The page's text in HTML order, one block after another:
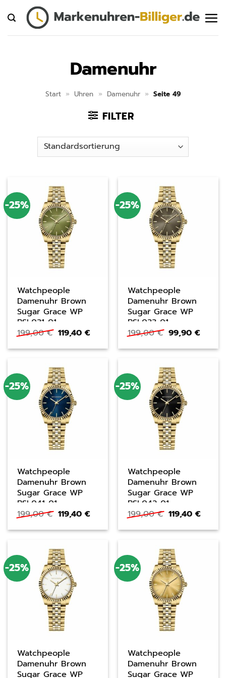
Inhalt
springen
Damenuhr
Start » Uhren » Damenuhr » Seite 49
FILTER
-25%
Watchpeople
Damenuhr Brown
Sugar Grace WP
BSL031-01
199,00€ Ursprünglicher
Preis
war:
119,40€Aktueller
ist:
-25%
Watchpeople
Damenuhr Brown
Sugar Grace WP
BSL033-01
199,00€
Preis
war:
99,90€
ist:
-25%
Watchpeople
Damenuhr Brown
Sugar Grace WP
BSL041-01
199,00€ Ursprünglicher
Preis
war:
119,40€Aktueller
ist:
-25%
Watchpeople
Damenuhr Brown
Sugar Grace WP
BSL042-01
199,00€
Preis
war:
119,40€
ist:
-25%
Watchpeople
Damenuhr Brown
Sugar Grace WP
-25%
Watchpeople
Damenuhr Brown
Sugar Grace WP